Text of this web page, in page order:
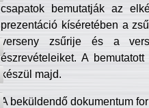
csapatok bemutatják az
prezentáció kíséretében a
verseny zsűrije és a
észrevételeiket. A
készül majd.
A beküldendő dokumentum